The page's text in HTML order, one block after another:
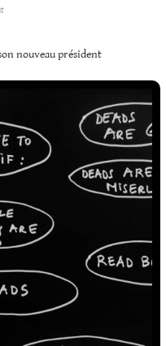
nouveau président